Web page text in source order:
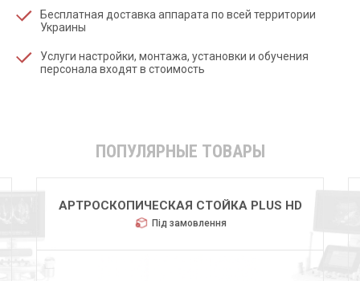
Бесплатная доставка аппарата по всей территории
Украины
Услуги настройки, монтажа, установки и обучения
персонала входят в стоимость
ПОПУЛЯРНЫЕ ТОВАРЫ
HUGER 2600
Під замовлення